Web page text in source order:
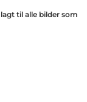
til alle bilder som